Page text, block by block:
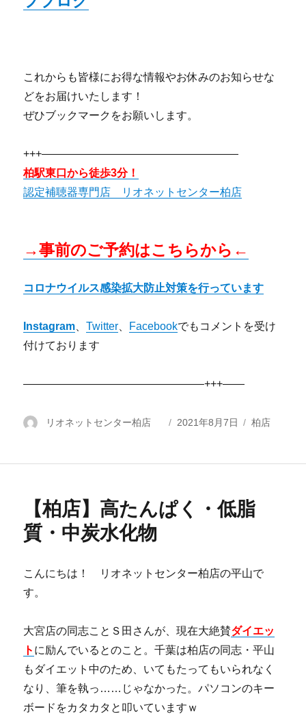
これからも皆様にお得な情報やお休みのお知らせな
どをお届けいたします！
ぜひブックマークをお願いします。
+++——————————————————
柏駅東口から徒歩3分！
認定補聴器専門店 リオネットセンター柏店
→事前のご予約はこちらから←
コロナウイルス感染拡大防止対策を行っています
Instagram 、Twitter Facebookでもコメントを受け
付けております
————————————————–+++——
投
リオネットセンター柏店
投
2021年8月7日
カ
柏店
【柏店】高たんぱく・低脂
質・中炭水化物
こんにちは！ リオネットセンター柏店の平山で
す。
大宮店の同志ことＳ田さんが、現在大絶賛ダイエッ
ト に励んでいるとのこと。千葉は柏店の同志・平山
もダイエット中のため、いてもたってもいられなく
なり、筆を執っ……じゃなかった。パソコンのキー
ボードをカタカタと叩いていますｗ